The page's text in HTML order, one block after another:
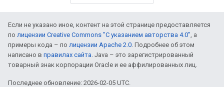
Если не указано иное, контент на этой странице предоставляется
по лицензии Creative Commons "С указанием авторства 4.0", а
примеры кода – по лицензии Apache 2.0. Подробнее об этом
написано в правилах сайта. Java – это зарегистрированный
товарный знак корпорации Oracle и ее аффилированных лиц.
Последнее обновление: 2026-02-05 UTC.